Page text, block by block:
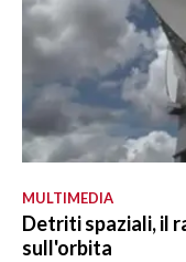
MULTIMEDIA
Detriti spaziali, il
sull'orbita